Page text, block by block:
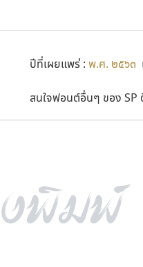
ปีที่เผยแพร่ : พ.ศ. ๒๕๖๓
สนใจฟอนต์อื่นๆ ของ SP